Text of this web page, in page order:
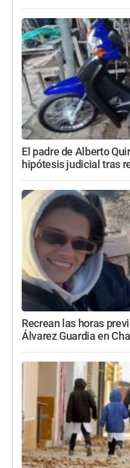
El padre de Alberto
hipótesis judicial tras
Recrean las horas
Álvarez Guardia en